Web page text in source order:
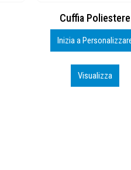
BS600 – 5139960
Personalizza
Visualizza